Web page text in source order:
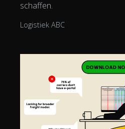
schaffen.
Logistiek ABC